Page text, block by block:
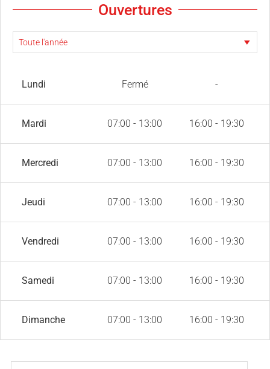
Ouvertures
Lundi Fermé -
Mardi 07:00 - 13:00 16:00 - 19:30
Mercredi 07:00 - 13:00 16:00 - 19:30
Jeudi 07:00 - 13:00 16:00 - 19:30
Vendredi 07:00 - 13:00 16:00 - 19:30
Samedi 07:00 - 13:00 16:00 - 19:30
Dimanche 07:00 - 13:00 16:00 - 19:30